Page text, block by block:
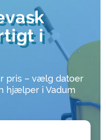
i
pris – vælg datoer
hjælper i Vadum